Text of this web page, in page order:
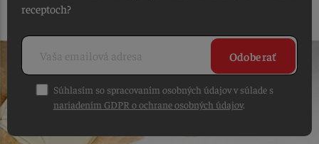
receptoch?
Odoberať
Súhlasím so spracovaním osobných údajov v súlade s
nariadením GDPR o ochrane osobných údajov.